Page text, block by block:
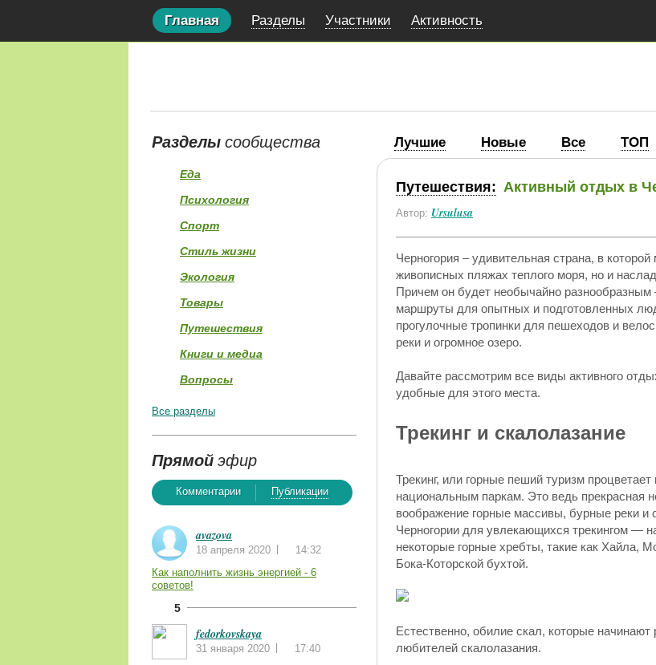
Главная Разделы Участники Активность
Лучшие Новые Все ТОП
Путешествия: Активный отдых в
Автор: Ursulusa
Черногория – удивительная страна, в
живописных пляжах теплого моря, но и
Причем он будет необычайно разнообразным
маршруты для опытных и подготовленных
прогулочные тропинки для пешеходов и
реки и огромное озеро.
Давайте рассмотрим все виды активного
удобные для этого места.
Трекинг и скалолазание
Трекинг, или горные пеший туризм
национальным паркам. Это ведь прекрасная
воображение горные массивы, бурные реки
Черногории для увлекающихся трекингом —
некоторые горные хребты, такие как Хайла,
Бока-Которской бухтой.
Естественно, обилие скал, которые начинают
любителей скалолазания.
Разделысообщества
Еда
Психология
Спорт
Стиль жизни
Экология
Товары
Путешествия
Книги и медиа
Вопросы
Все разделы
Прямойэфир
Комментарии Публикации
avazova
18 апреля 2020
14:32
Как наполнить жизнь энергией - 6
советов!
5
fedorkovskaya
31 января 2020
17:40